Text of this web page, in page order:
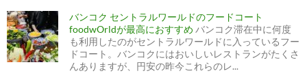
バンコク セントラルワールドのフードコート
foodwOrldが最高におすすめ バンコク滞在中に何度
も利用したのがセントラルワールドに入っているフー
ドコート。バンコクにはおいしいレストランがたくさ
んありますが、円安の昨今これらのレ...